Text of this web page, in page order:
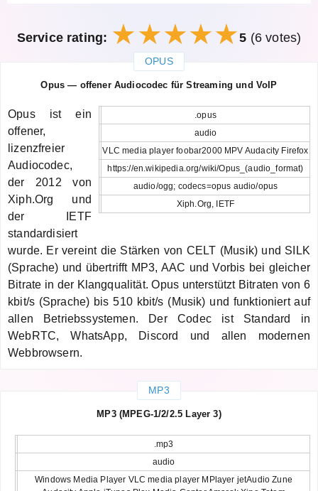
Service rating: 5 (6 votes)
OPUS
Opus — offener Audiocodec für Streaming und VoIP
.opus
audio
VLC media player foobar2000 MPV Audacity Firefox
https://en.wikipedia.org/wiki/Opus_(audio_format)
audio/ogg; codecs=opus audio/opus
Xiph.Org, IETF
Opus ist ein
offener,
lizenzfreier
Audiocodec,
der 2012 von
Xiph.Org und
der IETF
standardisiert
wurde. Er vereint die Stärken von CELT (Musik) und SILK
(Sprache) und übertrifft MP3, AAC und Vorbis bei gleicher
Bitrate in der Klangqualität. Opus unterstützt Bitraten von 6
kbit/s (Sprache) bis 510 kbit/s (Musik) und funktioniert auf
allen Betriebssystemen. Der Codec ist Standard in
WebRTC, WhatsApp, Discord und allen modernen
Webbrowsern.
MP3
MP3 (MPEG-1/2/2.5 Layer 3)
.mp3
audio
Windows Media Player VLC media player MPlayer jetAudio Zune